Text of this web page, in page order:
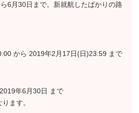
6月30日まで。新就航したばかりの路
から 2019年2月17日(日)23:59 まで
年6月30日 まで
ます。